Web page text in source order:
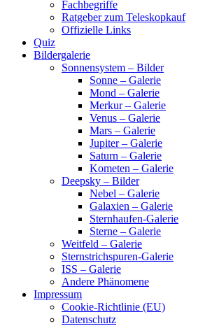
Fachbegriffe
Ratgeber zum Teleskopkauf
Offizielle Links
Quiz
Bildergalerie
Sonnensystem – Bilder
Sonne – Galerie
Mond – Galerie
Merkur – Galerie
Venus – Galerie
Mars – Galerie
Jupiter – Galerie
Saturn – Galerie
Kometen – Galerie
Deepsky – Bilder
Nebel – Galerie
Galaxien – Galerie
Sternhaufen-Galerie
Sterne – Galerie
Weitfeld – Galerie
Sternstrichspuren-Galerie
ISS – Galerie
Andere Phänomene
Impressum
Cookie-Richtlinie (EU)
Datenschutz